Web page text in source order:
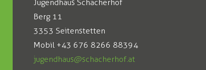
Jugendhaus Schacherhof
Berg 11
3353 Seitenstetten
Mobil +43 676 8266 88394
jugendhaus@schacherhof.at